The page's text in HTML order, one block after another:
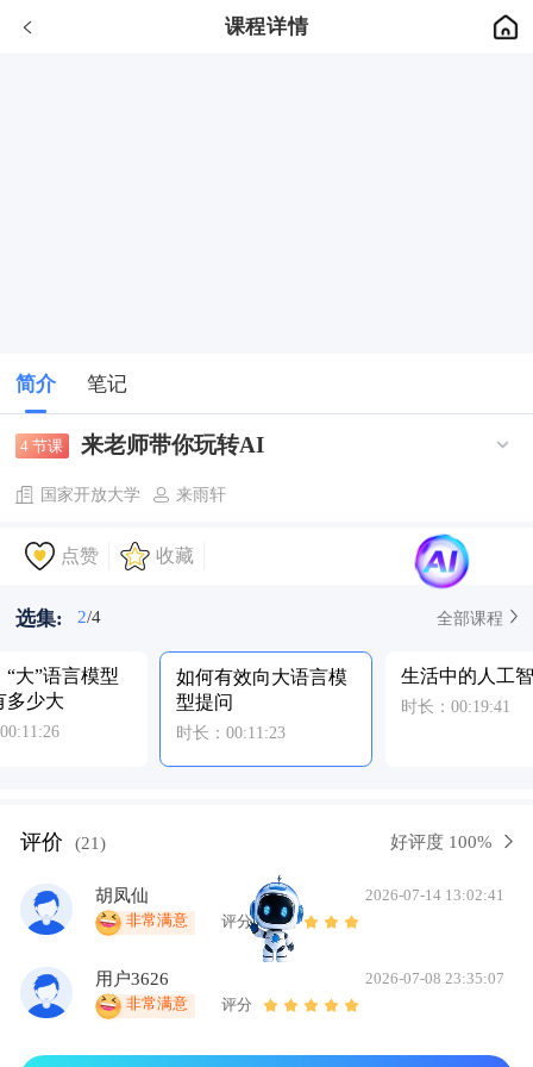
课程详情
简介 笔记
4 节课 来老师带你玩转AI
国家开放大学 来雨轩
点赞 收藏
选集: 2/4 全部课程
“大”语言模型
多少大
如何有效向大语言模
型提问
时长：00:11:23
生活中的人工
时长：00:19:41
评价 (21) 好评度 100%
胡凤仙
2026-07-14 13:02:41
非常满意
评分
用户3626
2026-07-08 23:35:07
非常满意
评分